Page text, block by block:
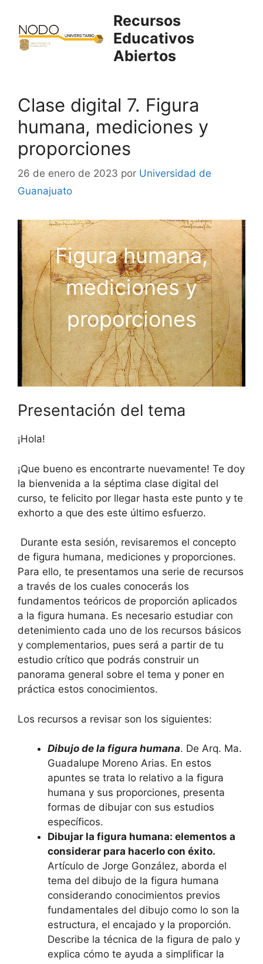
contenido
Recursos
Educativos
Abiertos
Clase digital 7. Figura
humana, mediciones y
proporciones
26 de enero de 2023 por Universidad de
Guanajuato
Figura humana,
mediciones y
proporciones
Presentación del tema
¡Hola!
¡Que bueno es encontrarte nuevamente! Te doy
la bienvenida a la séptima clase digital del
curso, te felicito por llegar hasta este punto y te
exhorto a que des este último esfuerzo.
Durante esta sesión, revisaremos el concepto
de figura humana, mediciones y proporciones.
Para ello, te presentamos una serie de recursos
a través de los cuales conocerás los
fundamentos teóricos de proporción aplicados
a la figura humana. Es necesario estudiar con
detenimiento cada uno de los recursos básicos
y complementarios, pues será a partir de tu
estudio crítico que podrás construir un
panorama general sobre el tema y poner en
práctica estos conocimientos.
Los recursos a revisar son los siguientes:
Dibujo de la figura humana. De Arq. Ma.
Guadalupe Moreno Arias. En estos
apuntes se trata lo relativo a la figura
humana y sus proporciones, presenta
formas de dibujar con sus estudios
específicos.
Dibujar la figura humana: elementos a
considerar para hacerlo con éxito.
Artículo de Jorge González, aborda el
tema del dibujo de la figura humana
considerando conocimientos previos
fundamentales del dibujo como lo son la
estructura, el encajado y la proporción.
Describe la técnica de la figura de palo y
explica cómo te ayuda a simplificar la